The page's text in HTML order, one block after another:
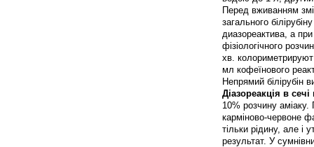
Перед вживанням
загального
диазореактива, а
фізіологічного
хв.
мл кофеїнового
Непрямий білірубін
Діазореакція в сечі
10% розчину аміаку.
карміново-червоне
тільки рідину, але і
результат. У